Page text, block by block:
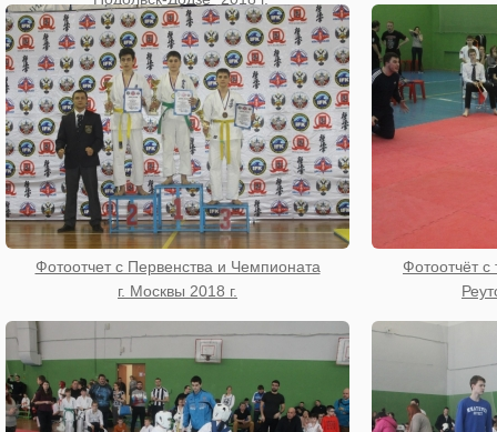
Фотоотчет с Первенства и Чемпионата
г. Москвы 2018 г.
Фотоотчёт с